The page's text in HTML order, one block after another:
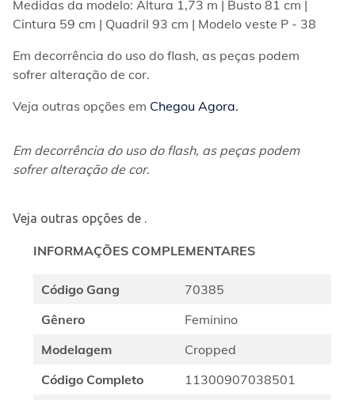
Medidas da modelo: Altura 1,73 m | Busto 81 cm |
Cintura 59 cm | Quadril 93 cm | Modelo veste P - 38
Em decorrência do uso do flash, as peças podem
sofrer alteração de cor.
Veja outras opções em Chegou Agora.
Em decorrência do uso do flash, as peças podem
sofrer alteração de cor.
Veja outras opções de .
INFORMAÇÕES COMPLEMENTARES
Código Gang
70385
Gênero
Feminino
Modelagem
Cropped
Código Completo
11300907038501